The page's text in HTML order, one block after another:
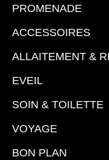
PROMENADE
ACCESSOIRES
ALLAITEMENT &
EVEIL
SOIN & TOILETTE
VOYAGE
BON PLAN